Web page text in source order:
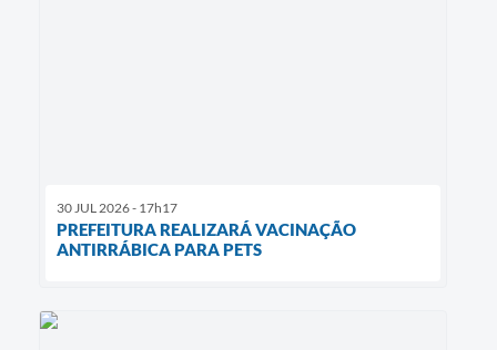
30 JUL 2026 - 17h17
PREFEITURA REALIZARÁ VACINAÇÃO
ANTIRRÁBICA PARA PETS